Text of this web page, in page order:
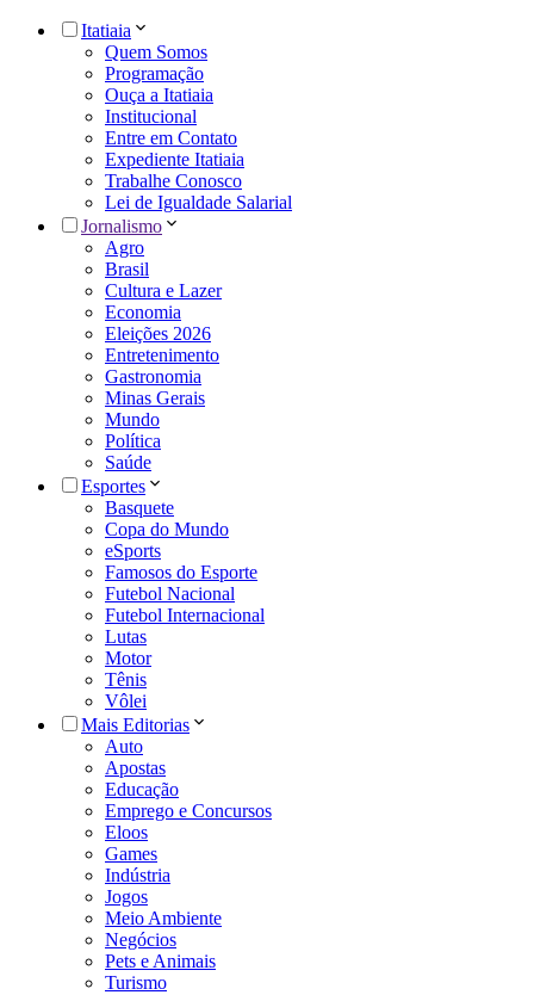
Itatiaia
Quem Somos
Programação
Ouça a Itatiaia
Institucional
Entre em Contato
Expediente Itatiaia
Trabalhe Conosco
Lei de Igualdade Salarial
Jornalismo
Agro
Brasil
Cultura e Lazer
Economia
Eleições 2026
Entretenimento
Gastronomia
Minas Gerais
Mundo
Política
Saúde
Esportes
Basquete
Copa do Mundo
eSports
Famosos do Esporte
Futebol Nacional
Futebol Internacional
Lutas
Motor
Tênis
Vôlei
Mais Editorias
Auto
Apostas
Educação
Emprego e Concursos
Eloos
Games
Indústria
Jogos
Meio Ambiente
Negócios
Pets e Animais
Turismo